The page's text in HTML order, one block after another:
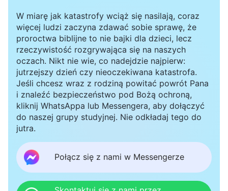
energii, aby odpłacić się Bogu, który kocha
ludzkość tak, jak własne ciało i krew? Jak
rozumiesz bycie narzędziem Boga i przeżycie
niezwykłego życia? Czy naprawdę masz
determinację i pewność siebie, aby wieść
sensowne życie pobożnego sługi Bożego?
należy podejść do swojej przyszłej misji? w: Słowo, t.
1, Pojawienie się Boga i Jego dzieło)
. Zrozumiałem,
że głoszenie ewangelii jest naszym
obowiązkiem. Wielu ludzi wciąż nie słyszało
głosu Boga, a tym bardziej nie ma pojęcia, że
W miarę jak katastrofy wciąż się nasilają, coraz
więcej ludzi zaczyna zdawać sobie sprawę, że
proroctwa biblijne to nie bajki dla dzieci, lecz
rzeczywistość rozgrywająca się na naszych
oczach. Nikt nie wie, co nadejdzie najpierw:
jutrzejszy dzień czy nieoczekiwana katastrofa.
Jeśli chcesz wraz z rodziną powitać powrót Pana
i znaleźć bezpieczeństwo pod Bożą ochroną,
kliknij WhatsAppa lub Messengera, aby dołączyć
do naszej grupy studyjnej. Nie odkładaj tego do
jutra.
Połącz się z nami w Messengerze